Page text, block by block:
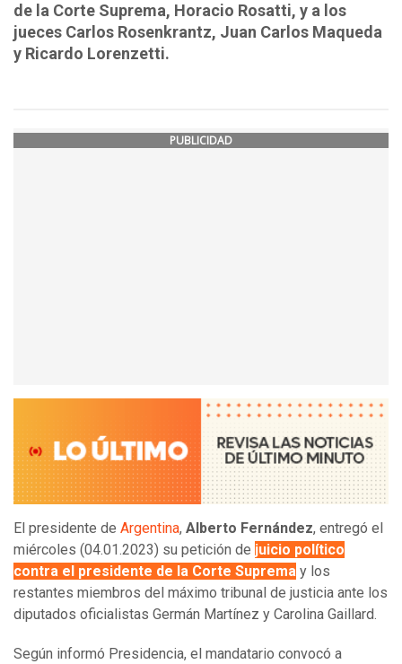
de la Corte Suprema, Horacio Rosatti, y a los
jueces Carlos Rosenkrantz, Juan Carlos Maqueda
y Ricardo Lorenzetti.
PUBLICIDAD
El presidente de Argentina, Alberto Fernández, entregó el
miércoles (04.01.2023) su petición de juicio político
contra el presidente de la Corte Suprema y los
restantes miembros del máximo tribunal de justicia ante los
diputados oficialistas Germán Martínez y Carolina Gaillard.
Según informó Presidencia, el mandatario convocó a